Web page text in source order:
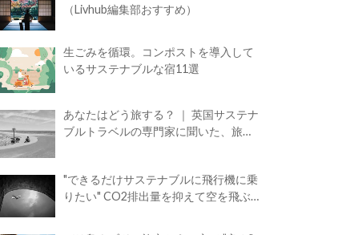
（Livhub編集部おすすめ）
生ごみを循環。コンポストを導入して
いるサステナブルな宿11選
あなたはどう旅する？ ｜ 英国サステナ
ブルトラベルの専門家に聞いた、旅の
"できるだけサステナブルに飛行機に乗
りたい" CO2排出量を抑えて空を飛ぶ